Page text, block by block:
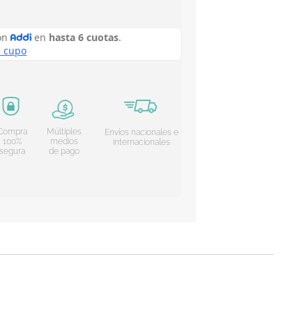
100%
segura
Múltiples
medios
de pago
Envíos nacionales e
internacionales